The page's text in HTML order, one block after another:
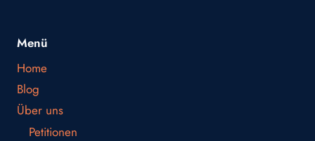
Menü
Home
Blog
Über uns
Petitionen